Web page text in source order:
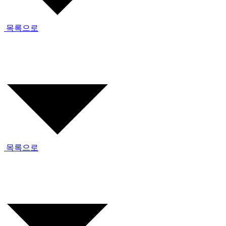
목록으로
목록으로